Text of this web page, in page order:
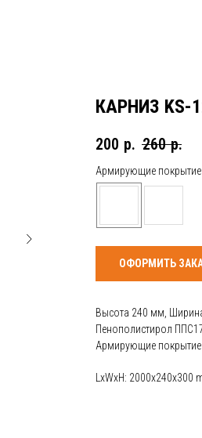
КАРНИЗ KS-
200 р. 260 р.
Армирующие
ОФОРМИТЬ
Высота 240 мм,
Пенополистирол
Армирующие
LxWxH: 2000x240x300